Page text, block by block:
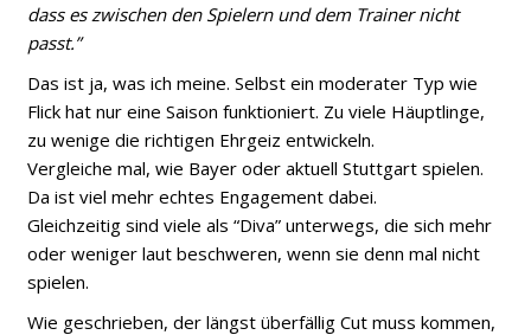
dass es zwischen den Spielern und dem Trainer nicht
passt.”
Das ist ja, was ich meine. Selbst ein moderater Typ wie
Flick hat nur eine Saison funktioniert. Zu viele Häuptlinge,
zu wenige die richtigen Ehrgeiz entwickeln.
Vergleiche mal, wie Bayer oder aktuell Stuttgart spielen.
Da ist viel mehr echtes Engagement dabei.
Gleichzeitig sind viele als “Diva” unterwegs, die sich mehr
oder weniger laut beschweren, wenn sie denn mal nicht
spielen.
Wie geschrieben, der längst überfällig Cut muss kommen,